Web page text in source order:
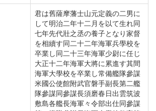
君は舊薩摩藩士山元定義の二男に
して明治二年十二月を以て生れ同
七年先代壯之丞の養子となり家督
を相續す同二十二年海軍兵學校を
卒業し同二十三年海軍少尉に任じ
大正十二年海軍大將に累進す其間
海軍大學校を卒業し常備艦隊參謀
米國公使館附武官磐手副長第二艦
隊參謀同參謀長須磨春日出雲筑波
敷島各艦長海軍々令部出仕同參謀